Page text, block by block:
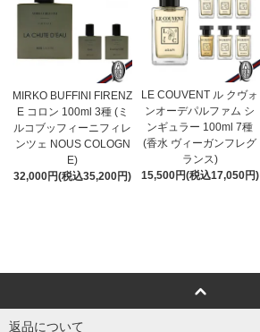
MIRKO BUFFINI FIRENZ
E コロン 100ml 3種 (ミ
ルコブッフィーニフィレ
ンツェ NOUS COLOGN
E)
32,000円(税込35,200円)
LE COUVENT ル クヴォ
ンオーデパルファム シ
ンギュラー 100ml 7種
(香水 ヴィーガンフレグ
ランス)
15,500円(税込17,050円)
返品について